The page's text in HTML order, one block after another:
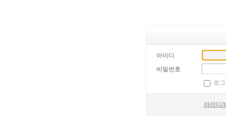
아이디
비밀번호
로
아이디/